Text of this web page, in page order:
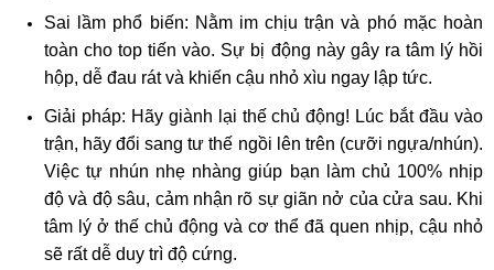
Sai lầm phổ biến: Nằm im chịu trận và phó mặc hoàn
toàn cho top tiến vào. Sự bị động này gây ra tâm lý hồi
hộp, dễ đau rát và khiến cậu nhỏ xìu ngay lập tức.
Giải pháp: Hãy giành lại thế chủ động! Lúc bắt đầu vào
trận, hãy đổi sang tư thế ngồi lên trên (cưỡi ngựa/nhún).
Việc tự nhún nhẹ nhàng giúp bạn làm chủ 100% nhịp
độ và độ sâu, cảm nhận rõ sự giãn nở của cửa sau. Khi
tâm lý ở thế chủ động và cơ thể đã quen nhịp, cậu nhỏ
sẽ rất dễ duy trì độ cứng.